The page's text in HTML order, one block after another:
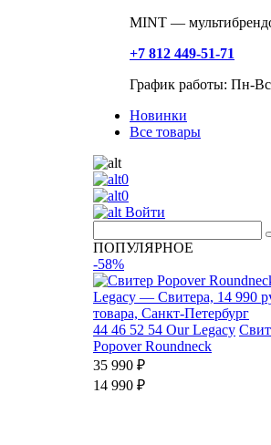
MINT —
+7 812 449-51-71
График работы: Пн-
Новинки
Все товары
0
0
Войти
ПОПУЛЯРНОЕ
-58%
44 46 52 54 Our Legacy
Popover Roundneck
35 990 ₽
14 990 ₽